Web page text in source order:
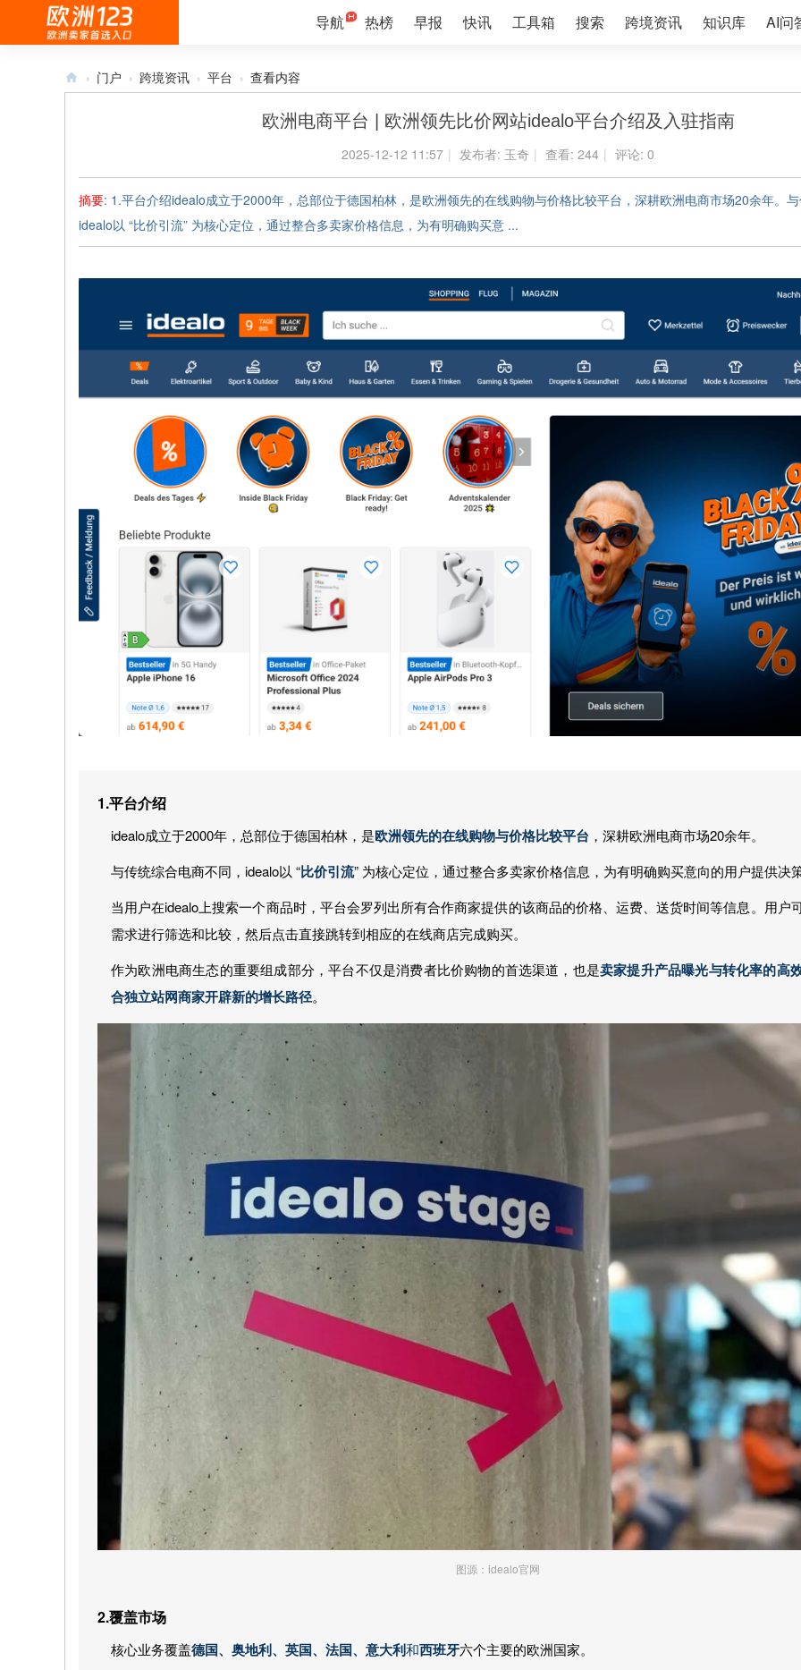
导航 热榜 早报 快讯 工具箱 搜索 跨境资讯 知识库 AI问
› 门户 › 跨境资讯 › 平台 › 查看内容
欧洲电商平台 | 欧洲领先比价网站idealo平台介绍及入驻指南
2025-12-12 11:57 | 发布者: 玉奇 | 查看: 244 | 评论: 0
摘要: 1.平台介绍idealo成立于2000年，总部位于德国柏林，是欧洲领先的在线购物与价格比较平台，深耕欧洲电商市场20余年。
idealo以 “比价引流” 为核心定位，通过整合多卖家价格信息，为有明确购买意 ...
1.平台介绍
idealo成立于2000年，总部位于德国柏林，是欧洲领先的在线购物与价格比较平台 ，深耕欧洲电商市场20余年。
与传统综合电商不同，idealo以 “比价引流” 为核心定位，通过整合多卖家价格信息，为有明确购买意向的用户提供决
当用户在idealo上搜索一个商品时，平台会罗列出所有合作商家提供的该商品的价格、运费、送货时间等信息。用户
需求进行筛选和比较，然后点击直接跳转到相应的在线商店完成购买。
作为欧洲电商生态的重要组成部分，平台不仅是消费者比价购物的首选渠道，也是卖家提升产品曝光与转化率的高
合独立站网商家开辟新的增长路径。
图源： idealo官网
2.覆盖市场
核心业务覆盖德国、奥地利、英国、法国、意大利和西班牙六个主要的欧洲国家。